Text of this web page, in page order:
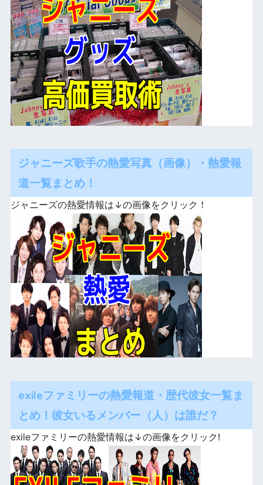
ジャニーズ歌手の熱愛写真（画像）・熱愛報
道一覧まとめ！
ジャニーズの熱愛情報は↓の画像をクリック！
exileファミリーの熱愛報道・歴代彼女一覧ま
とめ！彼女いるメンバー（人）は誰だ？
exileファミリーの熱愛情報は↓の画像をクリック!